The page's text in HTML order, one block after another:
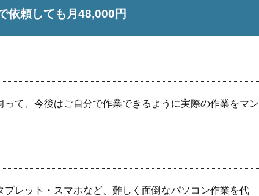
依頼しても 月48,000円
て、今後はご自分で作業できるように実際の作業をマン
レット・スマホなど、難しく面倒なパソコン作業を代